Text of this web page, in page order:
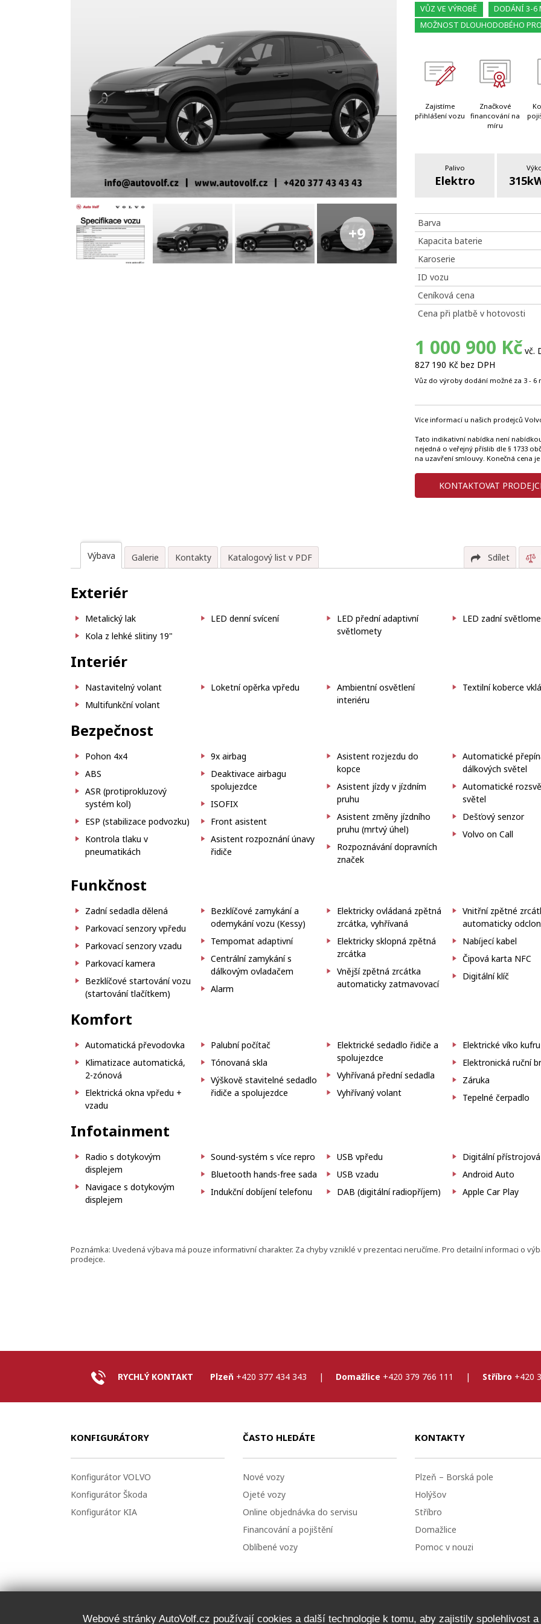
VŮZ VE VÝROBĚ DODÁNÍ 3-6
MOŽNOST DLOUHODOBÉHO
+9
Zajistíme
přihlášení vozu
Značkové
financování na
míru
Palivo
Elektro
Barva
Kapacita baterie
Karoserie
ID vozu
Ceníková cena
Cena při platbě v hotovosti
1 000 900 Kč vč.
827 190 Kč bez DPH
Vůz do výroby dodání možné za 3 - 6
Více informací u našich prodejců
Tato indikativní nabídka není
nejedná o veřejný příslib dle § 1733
na uzavření smlouvy. Konečná cena
KONTAKTOVAT
Výbava Galerie Kontakty Katalogový list v PDF Sdílet
Exteriér
Metalický lak
Kola z lehké slitiny 19"
LED denní svícení
LED přední adaptivní
světlomety
LED zadní
Interiér
Nastavitelný volant
Multifunkční volant
Loketní opěrka vpředu
Ambientní osvětlení
interiéru
Textilní koberce
Bezpečnost
Pohon 4x4
ABS
ASR (protiprokluzový
systém kol)
ESP (stabilizace podvozku)
Kontrola tlaku v
pneumatikách
9x airbag
Deaktivace airbagu
spolujezdce
ISOFIX
Front asistent
Asistent rozpoznání únavy
řidiče
Asistent rozjezdu do
kopce
Asistent jízdy v jízdním
pruhu
Asistent změny jízdního
pruhu (mrtvý úhel)
Rozpoznávání dopravních
značek
Automatické
dálkových světel
Automatické
světel
Dešťový senzor
Volvo on Call
Funkčnost
Zadní sedadla dělená
Parkovací senzory vpředu
Parkovací senzory vzadu
Parkovací kamera
Bezklíčové startování vozu
(startování tlačítkem)
Bezklíčové zamykání a
odemykání vozu (Kessy)
Tempomat adaptivní
Centrální zamykání s
dálkovým ovladačem
Alarm
Elektricky ovládaná zpětná
zrcátka, vyhřívaná
Elektricky sklopná zpětná
zrcátka
Vnější zpětná zrcátka
automaticky zatmavovací
Vnitřní zpětné
automaticky
Nabíjecí kabel
Čipová karta NFC
Digitální klíč
Komfort
Automatická převodovka
Klimatizace automatická,
2-zónová
Elektrická okna vpředu +
vzadu
Palubní počítač
Tónovaná skla
Výškově stavitelné sedadlo
řidiče a spolujezdce
Elektrické sedadlo řidiče a
spolujezdce
Vyhřívaná přední sedadla
Vyhřívaný volant
Elektrické víko kufru
Elektronická ruční
Záruka
Tepelné čerpadlo
Infotainment
Radio s dotykovým
displejem
Navigace s dotykovým
displejem
Sound-systém s více repro
Bluetooth hands-free sada
Indukční dobíjení telefonu
USB vpředu
USB vzadu
DAB (digitální radiopříjem)
Digitální
Android Auto
Apple Car Play
Poznámka: Uvedená výbava má pouze informativní charakter. Za chyby vzniklé v prezentaci neručíme. Pro detailní informaci o
prodejce.
RYCHLÝ KONTAKT Plzeň +420 377 434 343 | Domažlice +420 379 766 111 | Stříbro +420
KONFIGURÁTORY
Konfigurátor VOLVO
Konfigurátor Škoda
Konfigurátor KIA
ČASTO HLEDÁTE
Nové vozy
Ojeté vozy
Online objednávka do servisu
Financování a pojištění
Oblíbené vozy
KONTAKTY
Plzeň – Borská pole
Holýšov
Stříbro
Domažlice
Pomoc v nouzi
Webové stránky AutoVolf.cz používají cookies a další technologie k tomu, aby zajistily spolehlivost